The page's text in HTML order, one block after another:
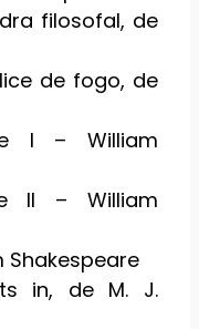
filosofal, de
de fogo, de
I – William
II – William
Shakespeare
in, de M. J.